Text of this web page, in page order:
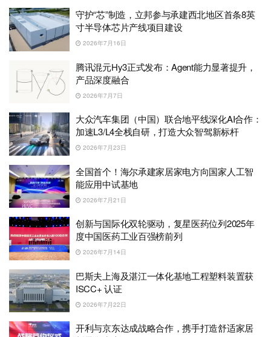
守护“芯”制造，立邦参与承建西北地区首条8英
寸半导体芯片产线项目建设
2026年7月16日
腾讯混元Hy3正式发布：Agent能力显著提升，
产品深度融合
2026年7月7日
大众汽车集团（中国）联合地平线深化AI合作：
加速L3/L4全栈自研，打造大众智驾新标杆
2026年7月23日
全国首个！海尔承建家居家电方向国家人工智
能应用中试基地
2026年7月21日
创新与国际化双轮驱动，复星医药位列2025年
度中国医药工业百强榜前列
2026年7月14日
巴斯夫上海及湛江一体化基地工程塑料装置获
ISCC+ 认证
2026年7月22日
开利与京东达成战略合作，携手打造舒适家居